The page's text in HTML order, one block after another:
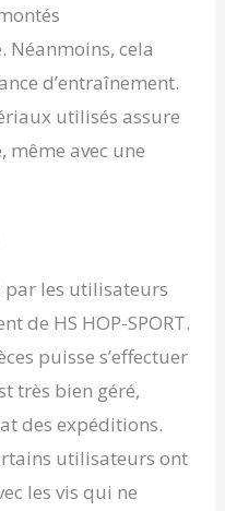
(9 kg, Ø30 mm), 4
de poids en
de 2,5 kg. Un
complet pour
à la maison et
efficacement.
cela
d’entraînement.
utilisés assure
avec une
par les utilisateurs
de HS HOP-SPORT.
puisse s’effectuer
très bien géré,
des expéditions.
utilisateurs ont
les vis qui ne